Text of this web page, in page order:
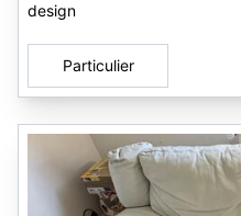
design
Particulier